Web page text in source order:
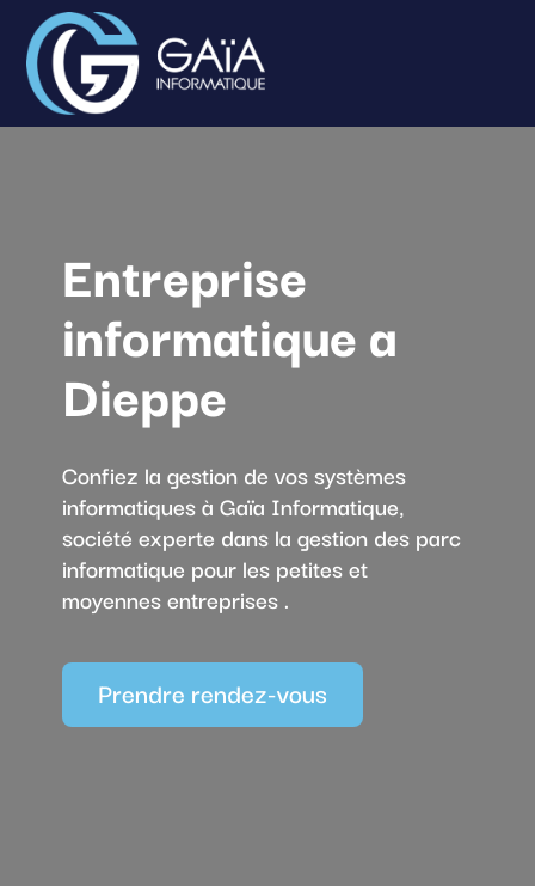
Entreprise
informatique a
Dieppe
Confiez la gestion de vos systèmes
informatiques à Gaïa Informatique,
société experte dans la gestion des parc
informatique pour les petites et
moyennes entreprises .
Prendre rendez-vous